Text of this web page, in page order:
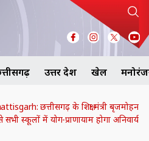
उत्तर प्रदेश खेल
छत्तीसगढ़ के शिक्षा मंत्री बृजमोहन
स्कूलों में योग-प्राणायाम होगा अनिवार्य